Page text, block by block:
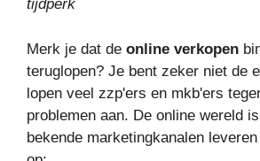
tijdperk
Merk je dat de online verkopen
teruglopen? Je bent zeker niet de
lopen veel zzp'ers en mkb'ers
problemen aan. De online wereld
bekende marketingkanalen